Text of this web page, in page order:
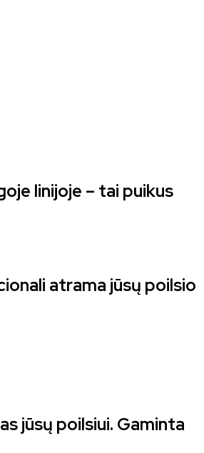
linijoje – tai puikus
atrama jūsų poilsio
jūsų poilsiui. Gaminta